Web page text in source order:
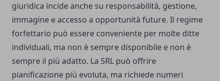
giuridica incide anche su responsabilità, gestione,
immagine e accesso a opportunità future. Il regime
forfettario può essere conveniente per molte ditte
individuali, ma non è sempre disponibile e non è
sempre il più adatto. La SRL può offrire
pianificazione più evoluta, ma richiede numeri